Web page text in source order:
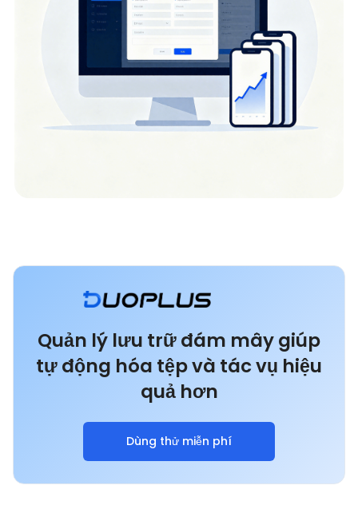
Quản lý lưu trữ đám mây giúp
tự động hóa tệp và tác vụ hiệu
quả hơn
Dùng thử miễn phí